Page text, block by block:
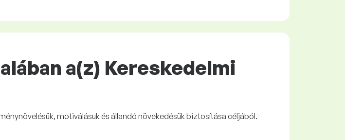
a(z) Kereskedelmi
motiválásuk és állandó növekedésük biztosítása céljából.